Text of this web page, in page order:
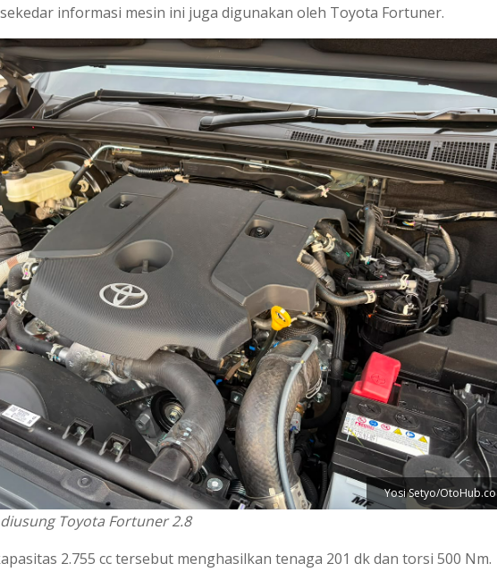
informasi mesin ini juga digunakan oleh Toyota Fortuner.
Yosi Setyo/OtoHub.co
Toyota Fortuner 2.8
2.755 cc tersebut menghasilkan tenaga 201 dk dan torsi 500 Nm.